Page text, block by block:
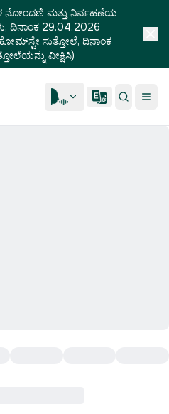
ನೋಂದಣಿ ಮತ್ತು ನಿರ್ವಹಣೆಯ
ದಿನಾಂಕ 29.04.2026
ಸುತ್ತೋಲೆ, ದಿನಾಂಕ
ವೀಕ್ಷಿಸಿ)